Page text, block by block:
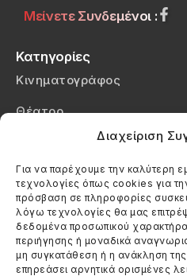
Διαχείριση
Για να παρέχουμε την καλύτερη
τεχνολογίες όπως cookies για
πρόσβαση σε πληροφορίες
λόγω τεχνολογίες θα μας
δεδομένα προσωπικού
περιήγησης ή μοναδικά
μη συγκατάθεση ή η ανάκληση
επηρεάσει αρνητικά ορισμένες
Μείνετε Συνδεμένοι :
Κατηγορίες
Κινηματογράφος
Θέατρο
Βίντεο
Μενού
Αρχική
Σχετικά